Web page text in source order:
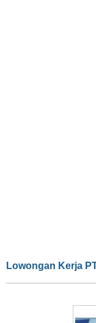
Lowongan Kerja